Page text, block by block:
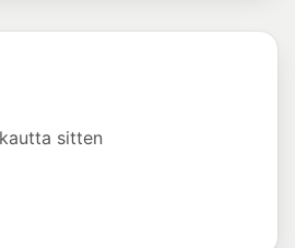
sitten